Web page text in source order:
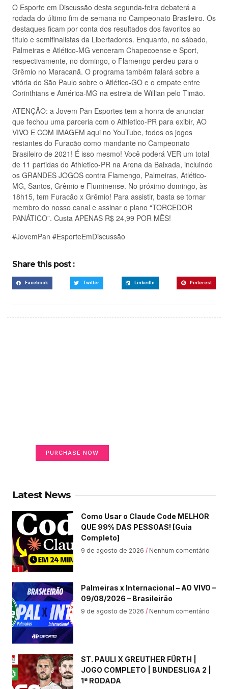
O Esporte em Discussão desta segunda-feira debaterá a
rodada do último fim de semana no Campeonato Brasileiro. Os
destaques ficam por conta dos resultados dos favoritos ao
título e semifinalistas da Libertadores. Enquanto, no sábado,
Palmeiras e Atlético-MG venceram Chapecoense e Sport,
respectivamente, no domingo, o Flamengo perdeu para o
Grêmio no Maracanã. O programa também falará sobre a
vitória do São Paulo sobre o Atlético-GO e o empate entre
Corinthians e América-MG na estreia de Willian pelo Timão.
ATENÇÃO: a Jovem Pan Esportes tem a honra de anunciar
que fechou uma parceria com o Athletico-PR para exibir, AO
VIVO E COM IMAGEM aqui no YouTube, todos os jogos
restantes do Furacão como mandante no Campeonato
Brasileiro de 2021! É isso mesmo! Você poderá VER um total
de 11 partidas do Athletico-PR na Arena da Baixada, incluindo
os GRANDES JOGOS contra Flamengo, Palmeiras, Atlético-
MG, Santos, Grêmio e Fluminense. No próximo domingo, às
18h15, tem Furacão x Grêmio! Para assistir, basta se tornar
membro do nosso canal e assinar o plano “TORCEDOR
PANÁTICO”. Custa APENAS R$ 24,99 POR MÊS!
#JovemPan #EsporteEmDiscussão
Share this post :
Facebook Twitter LinkedIn Pinterest
PURCHASE NOW
Latest News
Como Usar o Claude Code MELHOR
QUE 99% DAS PESSOAS! [Guia
Completo]
9 de agosto de 2026 Nenhum comentário
Palmeiras x Internacional – AO VIVO –
09/08/2026 – Brasileirão
9 de agosto de 2026 Nenhum comentário
ST. PAULI X GREUTHER FÜRTH |
JOGO COMPLETO | BUNDESLIGA 2 |
1ª RODADA